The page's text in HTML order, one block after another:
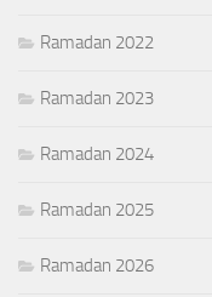
Ramadan 2022
Ramadan 2023
Ramadan 2024
Ramadan 2025
Ramadan 2026